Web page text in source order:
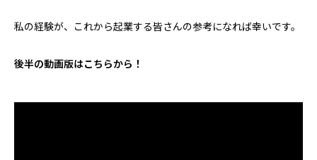
私の経験が、これから起業する皆さんの参考になれば幸いです。
後半の動画版はこちらから！